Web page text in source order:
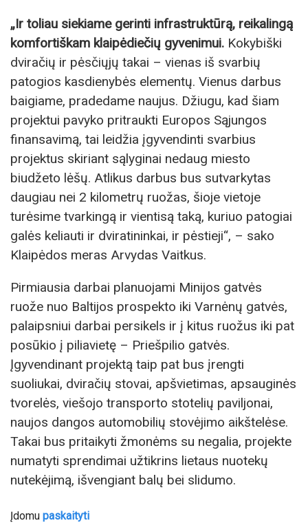
„Ir toliau siekiame gerinti infrastruktūrą, reikalingą
komfortiškam klaipėdiečių gyvenimui. Kokybiški
dviračių ir pėsčiųjų takai – vienas iš svarbių
patogios kasdienybės elementų. Vienus darbus
baigiame, pradedame naujus. Džiugu, kad šiam
projektui pavyko pritraukti Europos Sąjungos
finansavimą, tai leidžia įgyvendinti svarbius
projektus skiriant sąlyginai nedaug miesto
biudžeto lėšų. Atlikus darbus bus sutvarkytas
daugiau nei 2 kilometrų ruožas, šioje vietoje
turėsime tvarkingą ir vientisą taką, kuriuo patogiai
galės keliauti ir dviratininkai, ir pėstieji“, – sako
Klaipėdos meras Arvydas Vaitkus.
Pirmiausia darbai planuojami Minijos gatvės
ruože nuo Baltijos prospekto iki Varnėnų gatvės,
palaipsniui darbai persikels ir į kitus ruožus iki pat
posūkio į piliavietę – Priešpilio gatvės.
Įgyvendinant projektą taip pat bus įrengti
suoliukai, dviračių stovai, apšvietimas, apsauginės
tvorelės, viešojo transporto stotelių paviljonai,
naujos dangos automobilių stovėjimo aikštelėse.
Takai bus pritaikyti žmonėms su negalia, projekte
numatyti sprendimai užtikrins lietaus nuotekų
nutekėjimą, išvengiant balų bei slidumo.
Įdomu paskaityti